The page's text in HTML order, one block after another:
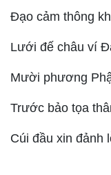
Đạo cảm thông
Lưới đế châu ví
Mười phương
Trước bảo tọa
Cúi đầu xin đảnh